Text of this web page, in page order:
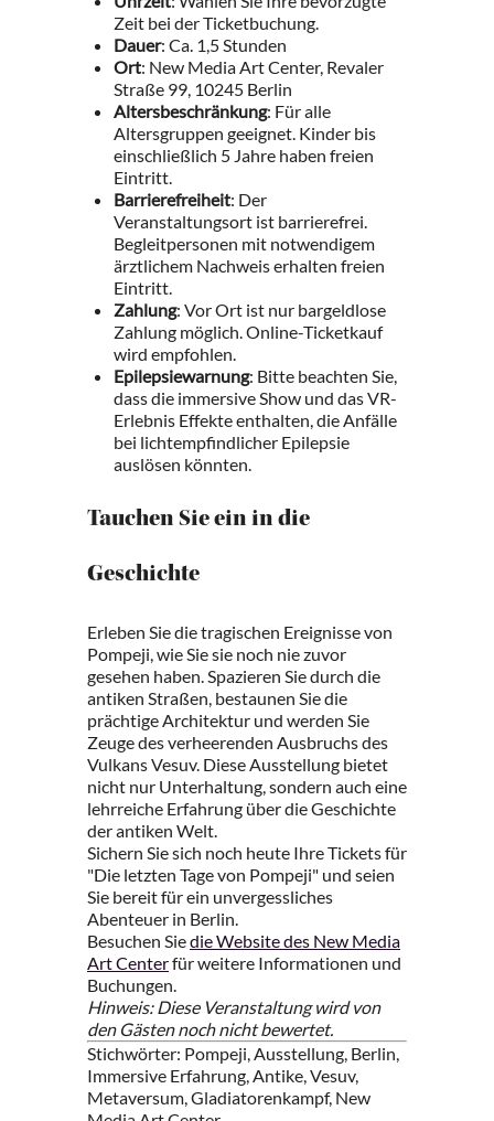
Zeit bei der Ticketbuchung.
Dauer: Ca. 1,5 Stunden
Ort: New Media Art Center, Revaler
Straße 99, 10245 Berlin
Altersbeschränkung: Für alle
Altersgruppen geeignet. Kinder bis
einschließlich 5 Jahre haben freien
Eintritt.
Barrierefreiheit: Der
Veranstaltungsort ist barrierefrei.
Begleitpersonen mit notwendigem
ärztlichem Nachweis erhalten freien
Eintritt.
Zahlung: Vor Ort ist nur bargeldlose
Zahlung möglich. Online-Ticketkauf
wird empfohlen.
Epilepsiewarnung: Bitte beachten Sie,
dass die immersive Show und das VR-
Erlebnis Effekte enthalten, die Anfälle
bei lichtempfindlicher Epilepsie
auslösen könnten.
Tauchen Sie ein in die
Geschichte
Erleben Sie die tragischen Ereignisse von
Pompeji, wie Sie sie noch nie zuvor
gesehen haben. Spazieren Sie durch die
antiken Straßen, bestaunen Sie die
prächtige Architektur und werden Sie
Zeuge des verheerenden Ausbruchs des
Vulkans Vesuv. Diese Ausstellung bietet
nicht nur Unterhaltung, sondern auch eine
lehrreiche Erfahrung über die Geschichte
der antiken Welt.
Sichern Sie sich noch heute Ihre Tickets für
"Die letzten Tage von Pompeji" und seien
Sie bereit für ein unvergessliches
Abenteuer in Berlin.
Besuchen Siedie Website des New Media
Art Centerfür weitere Informationen und
Buchungen.
Hinweis: Diese Veranstaltung wird von
den Gästen noch nicht bewertet.
Stichwörter: Pompeji, Ausstellung, Berlin,
Immersive Erfahrung, Antike, Vesuv,
Metaversum, Gladiatorenkampf, New